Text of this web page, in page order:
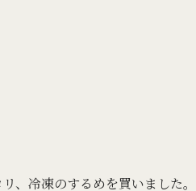
、冷凍のするめを買いました。